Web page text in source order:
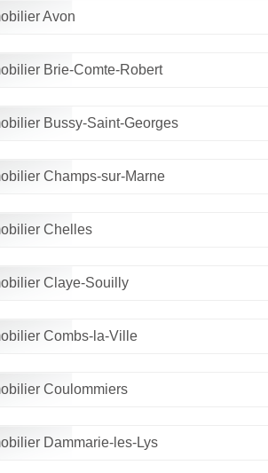
Avon
Brie-Comte-Robert
Bussy-Saint-Georges
Champs-sur-Marne
Chelles
Claye-Souilly
Combs-la-Ville
Coulommiers
Dammarie-les-Lys